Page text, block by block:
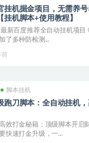
挂机掘金项目，无需养
挂机脚本+使用教程】
新百度推荐全自动挂机项目
了多种防检测...
脚本挂机
跑刀脚本：全自动挂机，
效打金秘籍：顶级脚本开启
快速打金升级，一...